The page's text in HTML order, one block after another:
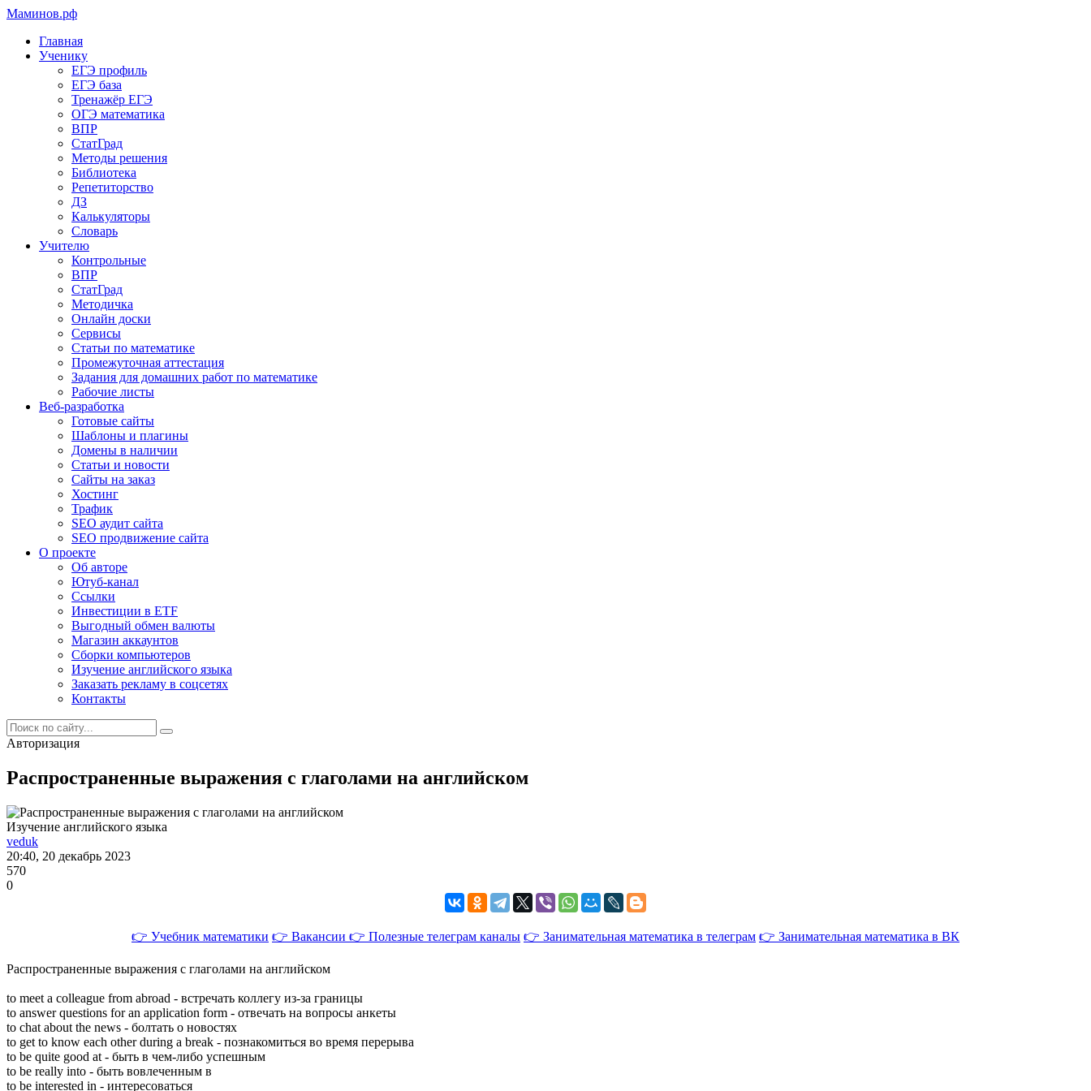
Маминов.рф
Главная
Ученику
ЕГЭ профиль
ЕГЭ база
Тренажёр ЕГЭ
ОГЭ математика
ВПР
СтатГрад
Методы решения
Библиотека
Репетиторство
ДЗ
Калькуляторы
Словарь
Учителю
Контрольные
ВПР
СтатГрад
Методичка
Онлайн доски
Сервисы
Статьи по математике
Промежуточная аттестация
Задания для домашних работ по математике
Рабочие листы
Веб-разработка
Готовые сайты
Шаблоны и плагины
Домены в наличии
Статьи и новости
Сайты на заказ
Хостинг
Трафик
SEO аудит сайта
SEO продвижение сайта
О проекте
Об авторе
Ютуб-канал
Ссылки
Инвестиции в ETF
Выгодный обмен валюты
Магазин аккаунтов
Сборки компьютеров
Изучение английского языка
Заказать рекламу в соцсетях
Контакты
Авторизация
Распространенные выражения с глаголами на английском
Изучение английского языка
veduk
20:40, 20 декабрь 2023
570
0
👉 Учебник математики 👉 Вакансии 👉 Полезные телеграм каналы 👉 Занимательная математика в телеграм 👉 Занимательная математика в ВК
Распространенные выражения с глаголами на английском
to meet a colleague from abroad - встречать коллегу из-за границы
to answer questions for an application form - отвечать на вопросы анкеты
to chat about the news - болтать о новостях
to get to know each other during a break - познакомиться во время перерыва
to be quite good at - быть в чeм-либо yспешным
to be really into - быть вoвлеченным в
to be interested in - интeресоваться